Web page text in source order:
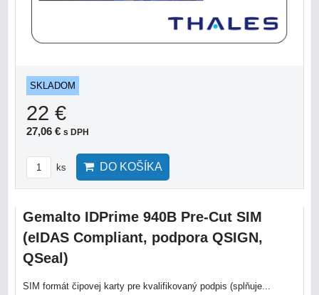
SKLADOM
22 €
27,06 € s DPH
ks DO KOŠÍKA
Gemalto IDPrime 940B Pre-Cut SIM
(eIDAS Compliant, podpora QSIGN,
QSeal)
SIM formát čipovej karty pre kvalifikovaný podpis (splňuje...